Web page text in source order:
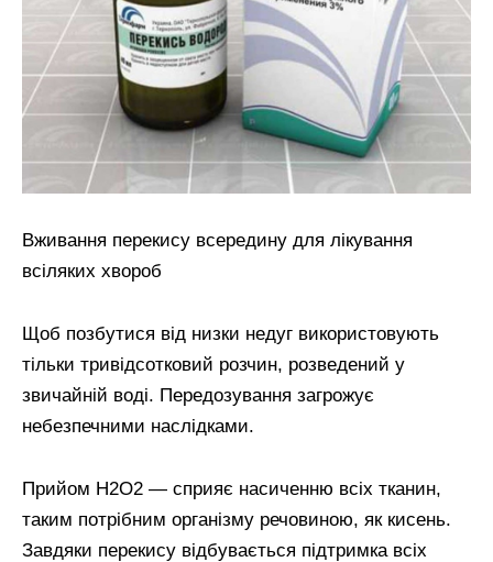
Вживання перекису всередину для лікування
всіляких хвороб
Щоб позбутися від низки недуг використовують
тільки тривідсотковий розчин, розведений у
звичайній воді. Передозування загрожує
небезпечними наслідками.
Прийом Н2О2 — сприяє насиченню всіх тканин,
таким потрібним організму речовиною, як кисень.
Завдяки перекису відбувається підтримка всіх